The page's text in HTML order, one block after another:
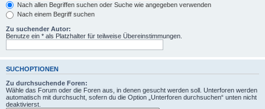
Nach allen Begriffen suchen oder Suche wie angegeben verwenden
Nach einem Begriff suchen
Zu suchender Autor:
Benutze ein * als Platzhalter für teilweise Übereinstimmungen.
SUCHOPTIONEN
Zu durchsuchende Foren:
Wähle das Forum oder die Foren aus, in denen gesucht werden soll. Unterforen werden
automatisch mit durchsucht, sofern du die Option „Unterforen durchsuchen“ unten nicht
deaktivierst.